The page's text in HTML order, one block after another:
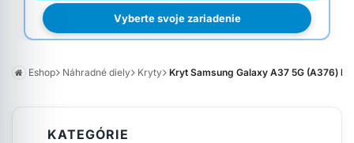
Vyberte svoje zariadenie
Eshop Náhradné diely Kryty Kryt Samsung Galaxy A37 5G (A376)
KATEGÓRIE